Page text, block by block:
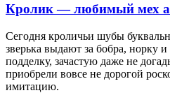
Кролик — любимый мех
Сегодня кроличьи шубы
зверька выдают за бобра,
подделку, зачастую даже не
приобрели вовсе не дорогой
имитацию.